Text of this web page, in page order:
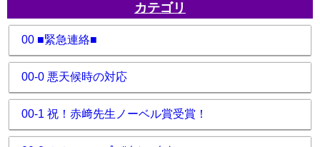
カテゴリ
00 ■緊急連絡■
00-0 悪天候時の対応
00-1 祝！赤﨑先生ノーベル賞受賞！